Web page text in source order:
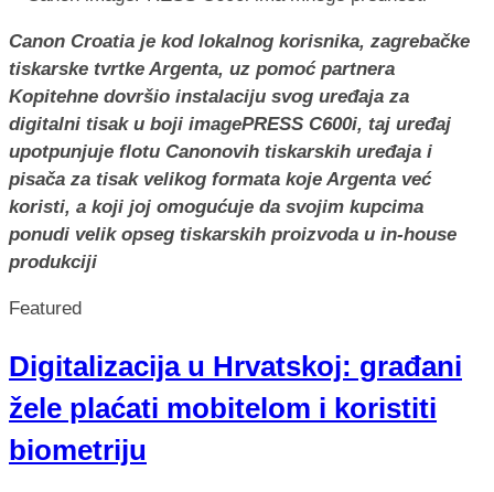
Canon Croatia je kod lokalnog korisnika, zagrebačke
tiskarske tvrtke Argenta, uz pomoć partnera
Kopitehne dovršio instalaciju svog uređaja za
digitalni tisak u boji imagePRESS C600i, taj uređaj
upotpunjuje flotu Canonovih tiskarskih uređaja i
pisača za tisak velikog formata koje Argenta već
koristi, a koji joj omogućuje da svojim kupcima
ponudi velik opseg tiskarskih proizvoda u in-house
produkciji
Featured
Digitalizacija u Hrvatskoj: građani
žele plaćati mobitelom i koristiti
biometriju